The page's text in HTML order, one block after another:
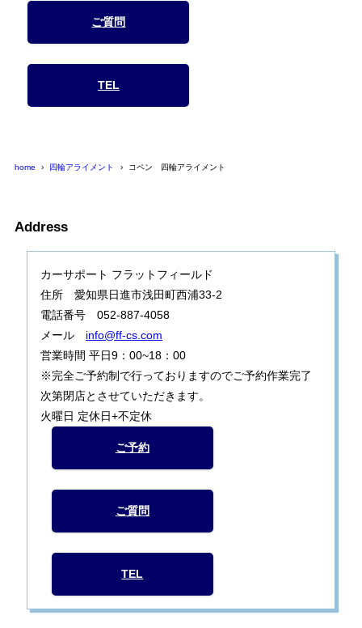
ご質問
TEL
home 四輪アライメント コペン 四輪アライメント
Address
カーサポート フラットフィールド
住所 愛知県日進市浅田町西浦33-2
電話番号 052-887-4058
メール info@ff-cs.com
営業時間 平日9：00~18：00
※完全ご予約制で行っておりますのでご予約作業完了
次第閉店とさせていただきます。
火曜日 定休日+不定休
ご予約
ご質問
TEL